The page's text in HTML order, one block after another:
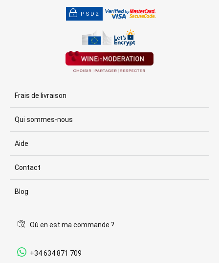
PSD2
Frais de livraison
Qui sommes-nous
Aide
Contact
Blog
Où en est ma commande ?
+34 634 871 709